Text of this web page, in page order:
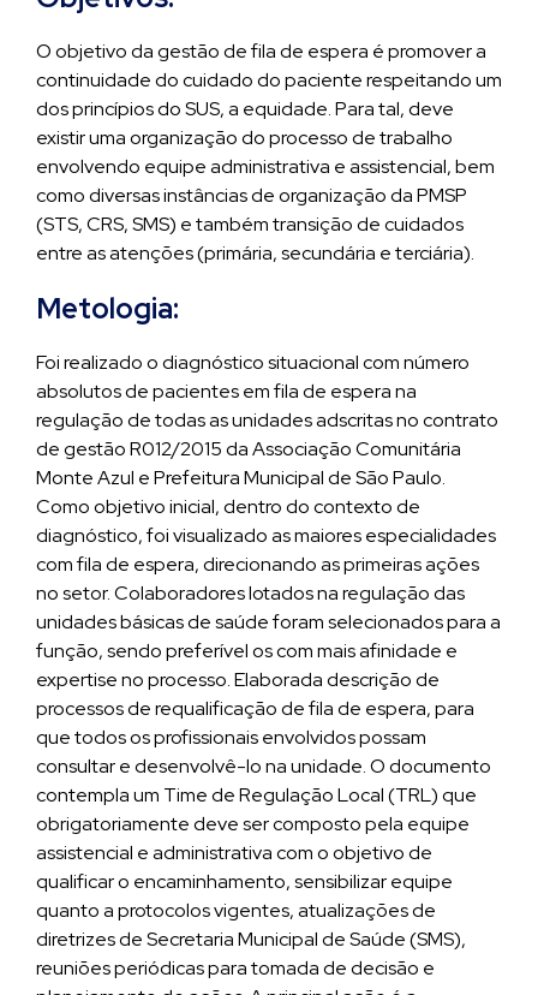
O objetivo da gestão de fila de espera é promover a
continuidade do cuidado do paciente respeitando um
dos princípios do SUS, a equidade. Para tal, deve
existir uma organização do processo de trabalho
envolvendo equipe administrativa e assistencial, bem
como diversas instâncias de organização da PMSP
(STS, CRS, SMS) e também transição de cuidados
entre as atenções (primária, secundária e terciária).
Metologia:
Foi realizado o diagnóstico situacional com número
absolutos de pacientes em fila de espera na
regulação de todas as unidades adscritas no contrato
de gestão R012/2015 da Associação Comunitária
Monte Azul e Prefeitura Municipal de São Paulo.
Como objetivo inicial, dentro do contexto de
diagnóstico, foi visualizado as maiores especialidades
com fila de espera, direcionando as primeiras ações
no setor. Colaboradores lotados na regulação das
unidades básicas de saúde foram selecionados para a
função, sendo preferível os com mais afinidade e
expertise no processo. Elaborada descrição de
processos de requalificação de fila de espera, para
que todos os profissionais envolvidos possam
consultar e desenvolvê-lo na unidade. O documento
contempla um Time de Regulação Local (TRL) que
obrigatoriamente deve ser composto pela equipe
assistencial e administrativa com o objetivo de
qualificar o encaminhamento, sensibilizar equipe
quanto a protocolos vigentes, atualizações de
diretrizes de Secretaria Municipal de Saúde (SMS),
reuniões periódicas para tomada de decisão e